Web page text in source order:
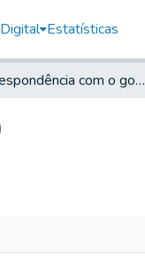
Estatísticas
Correspondência com o governo. [e] Aviso Régio, 1820